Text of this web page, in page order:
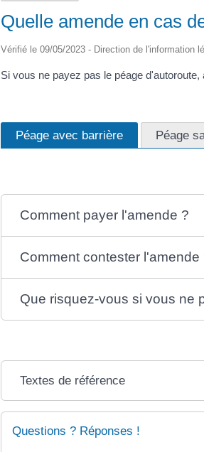
Quelle amende en cas
Vérifié le 09/05/2023 - Direction de l'information
Si vous ne payez pas le péage
Péage avec barrière Péage
Comment payer l'amende ?
Comment contester l'amende
Que risquez-vous si vous ne
Textes de référence
Questions ? Réponses !